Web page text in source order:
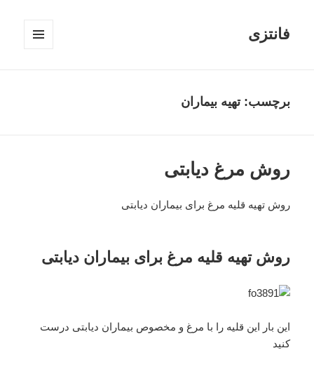
فانتزی
برچسب: تهیه بیماران
روش مرغ دیابتی
روش تهیه قلیه مرغ برای بیماران دیابتی
روش تهیه قلیه مرغ برای بیماران دیابتی
این بار این قلیه را با مرغ و مخصوص بیماران دیابتی درست
کنید